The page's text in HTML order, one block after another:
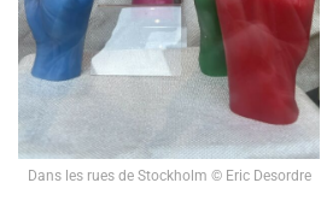
Dans les rues de Stockholm © Eric Desordre